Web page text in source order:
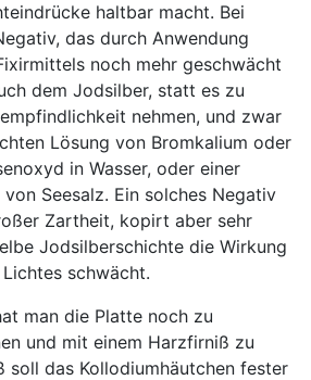
haltbar macht. Bei
das durch Anwendung
noch mehr geschwächt
dem Jodsilber, statt es zu
nehmen, und zwar
Lösung von Bromkalium oder
in Wasser, oder einer
Seesalz. Ein solches Negativ
Zartheit, kopirt aber sehr
Jodsilberschichte die Wirkung
schwächt.
man die Platte noch zu
und mit einem Harzfirniß zu
soll das Kollodiumhäutchen fester